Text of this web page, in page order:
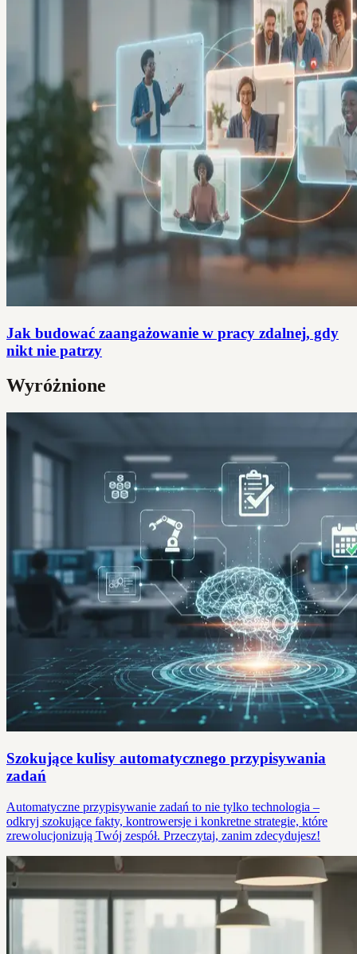
Jak budować zaangażowanie w pracy zdalnej, gdy
nikt nie patrzy
Wyróżnione
Szokujące kulisy automatycznego przypisywania
zadań
Automatyczne przypisywanie zadań to nie tylko technologia –
odkryj szokujące fakty, kontrowersje i konkretne strategie, które
zrewolucjonizują Twój zespół. Przeczytaj, zanim zdecydujesz!